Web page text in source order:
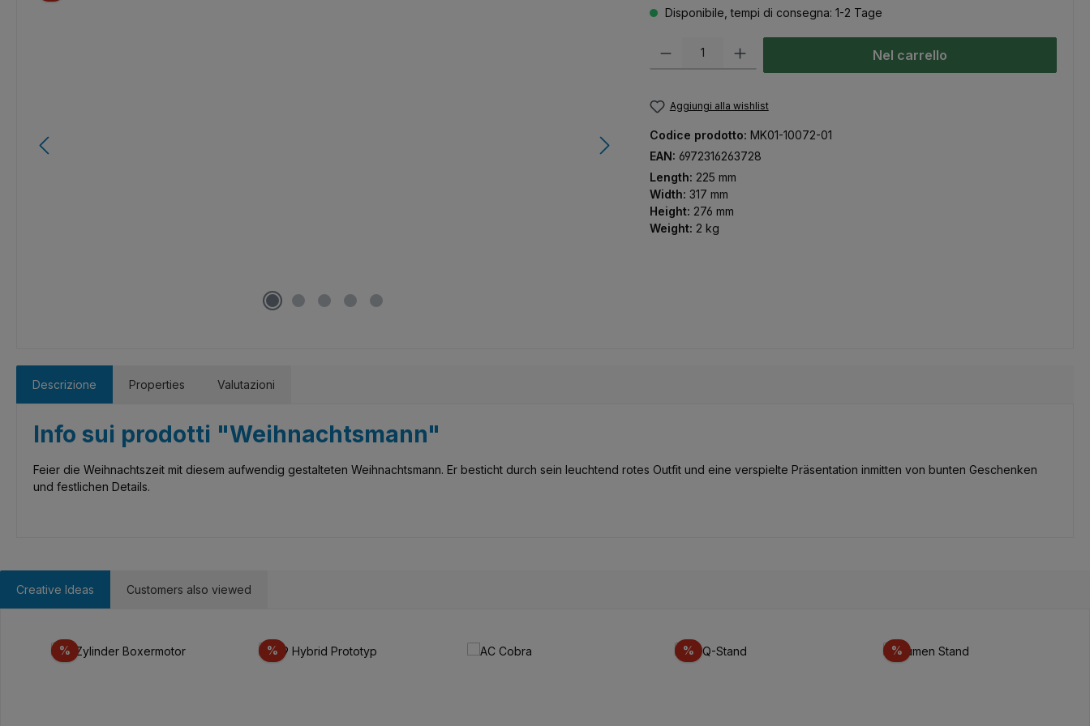
Disponibile, tempi di consegna: 1-2 Tage
Quantità del prodotto: inserisci la quantità desiderata o usa i pulsanti per
Nel carrello
Aggiungi alla wishlist
Codice prodotto: MK01-10072-01
EAN: 6972316263728
Length: 225 mm
Width: 317 mm
Height: 276 mm
Weight: 2 kg
Descrizione Properties Valutazioni
Info sui prodotti "Weihnachtsmann"
Feier die Weihnachtszeit mit diesem aufwendig gestalteten Weihnachtsmann. Er besticht durch sein leuchtend rotes Outfit und eine verspielte Präsentation inmitten von bunten Geschenken
und festlichen Details.
Creative Ideas Customers also viewed
% Sconto % Sconto % Sconto %Sconto